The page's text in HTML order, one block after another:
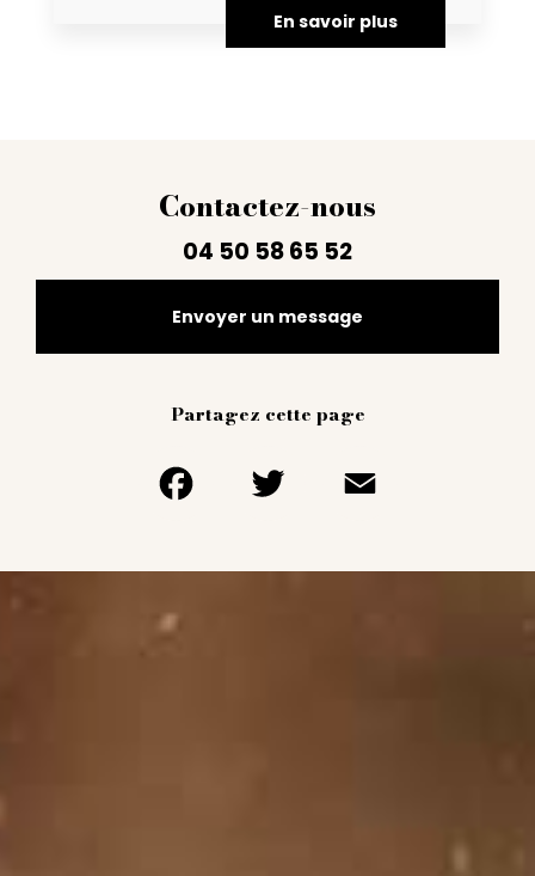
En savoir plus
Contactez-nous
04 50 58 65 52
Envoyer un message
Partagez cette page